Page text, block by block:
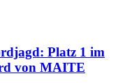
Platz 1 im
von MAITE